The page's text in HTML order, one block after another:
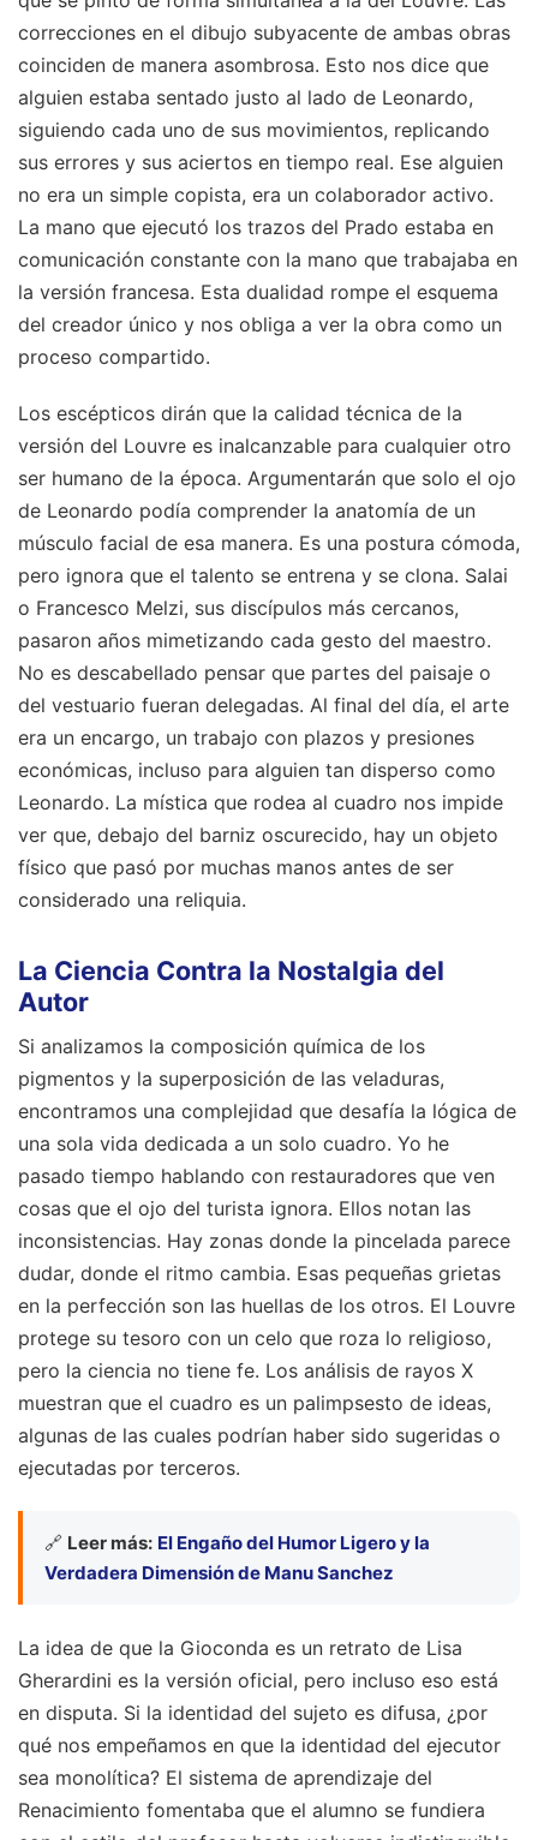
correcciones en el dibujo subyacente de ambas obras
coinciden de manera asombrosa. Esto nos dice que
alguien estaba sentado justo al lado de Leonardo,
siguiendo cada uno de sus movimientos, replicando
sus errores y sus aciertos en tiempo real. Ese alguien
no era un simple copista, era un colaborador activo.
La mano que ejecutó los trazos del Prado estaba en
comunicación constante con la mano que trabajaba en
la versión francesa. Esta dualidad rompe el esquema
del creador único y nos obliga a ver la obra como un
proceso compartido.
Los escépticos dirán que la calidad técnica de la
versión del Louvre es inalcanzable para cualquier otro
ser humano de la época. Argumentarán que solo el ojo
de Leonardo podía comprender la anatomía de un
músculo facial de esa manera. Es una postura cómoda,
pero ignora que el talento se entrena y se clona. Salai
o Francesco Melzi, sus discípulos más cercanos,
pasaron años mimetizando cada gesto del maestro.
No es descabellado pensar que partes del paisaje o
del vestuario fueran delegadas. Al final del día, el arte
era un encargo, un trabajo con plazos y presiones
económicas, incluso para alguien tan disperso como
Leonardo. La mística que rodea al cuadro nos impide
ver que, debajo del barniz oscurecido, hay un objeto
físico que pasó por muchas manos antes de ser
considerado una reliquia.
La Ciencia Contra la Nostalgia del
Autor
Si analizamos la composición química de los
pigmentos y la superposición de las veladuras,
encontramos una complejidad que desafía la lógica de
una sola vida dedicada a un solo cuadro. Yo he
pasado tiempo hablando con restauradores que ven
cosas que el ojo del turista ignora. Ellos notan las
inconsistencias. Hay zonas donde la pincelada parece
dudar, donde el ritmo cambia. Esas pequeñas grietas
en la perfección son las huellas de los otros. El Louvre
protege su tesoro con un celo que roza lo religioso,
pero la ciencia no tiene fe. Los análisis de rayos X
muestran que el cuadro es un palimpsesto de ideas,
algunas de las cuales podrían haber sido sugeridas o
ejecutadas por terceros.
🔗 Leer más: El Engaño del Humor Ligero y la
Verdadera Dimensión de Manu Sanchez
La idea de que la Gioconda es un retrato de Lisa
Gherardini es la versión oficial, pero incluso eso está
en disputa. Si la identidad del sujeto es difusa, ¿por
qué nos empeñamos en que la identidad del ejecutor
sea monolítica? El sistema de aprendizaje del
Renacimiento fomentaba que el alumno se fundiera